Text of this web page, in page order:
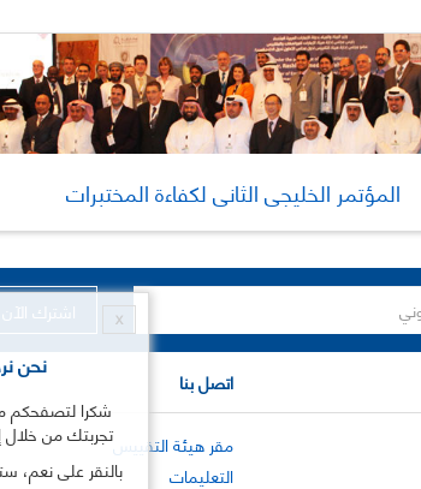
المؤتمر الخليجي الثاني لكفاءة المختبرات
اتصل بنا
مقر هيئة التقييس
التعليمات
X
نحن
شكرا لتصفحكم
تجربتك من خلال
بالنقر على نعم،